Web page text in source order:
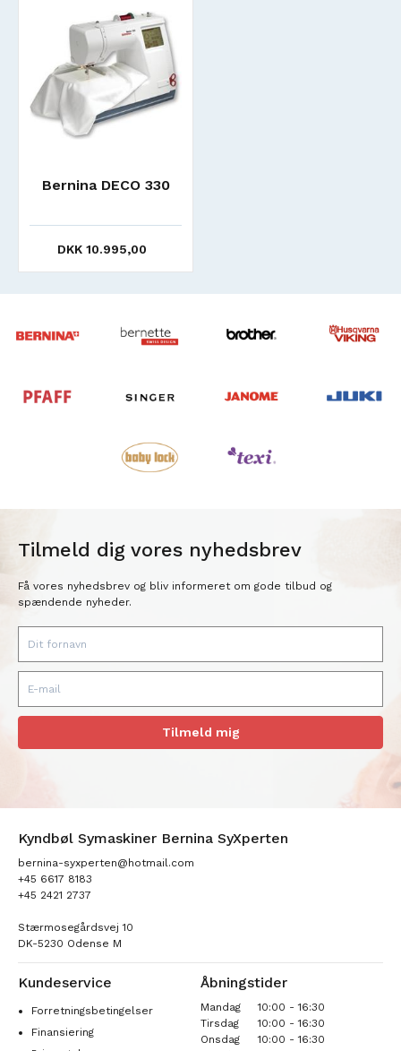
Bernina DECO 330
DKK 10.995,00
Tilmeld dig vores nyhedsbrev
Få vores nyhedsbrev og bliv informeret om gode tilbud og
spændende nyheder.
Tilmeld mig
Kyndbøl Symaskiner Bernina SyXperten
bernina-syxperten@hotmail.com
+45 6617 8183
+45 2421 2737
Stærmosegårdsvej 10
DK-5230 Odense M
Kundeservice
Forretningsbetingelser
Finansiering
Åbningstider
Mandag
10:00 - 16:30
Tirsdag
10:00 - 16:30
Onsdag
10:00 - 16:30